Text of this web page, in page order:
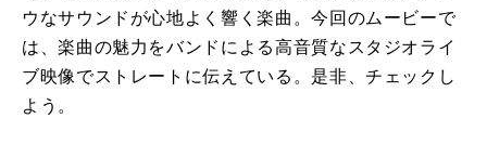
ウなサウンドが心地よく響く楽曲。今回のムービーで
は、楽曲の魅力をバンドによる高音質なスタジオライ
ブ映像でストレートに伝えている。是非、チェックし
よう。